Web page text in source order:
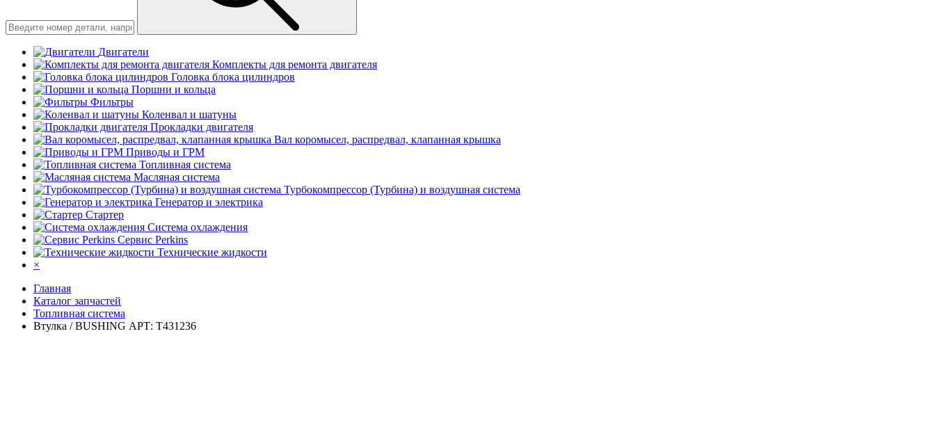
Двигатели
Комплекты для ремонта двигателя
Головка блока цилиндров
Поршни и кольца
Фильтры
Коленвал и шатуны
Прокладки двигателя
Вал коромысел, распредвал, клапанная крышка
Приводы и ГРМ
Топливная система
Масляная система
Турбокомпрессор (Турбина) и воздушная система
Генератор и электрика
Стартер
Система охлаждения
Сервис Perkins
Технические жидкости
×
Главная
Каталог запчастей
Топливная система
Втулка / BUSHING АРТ: T431236